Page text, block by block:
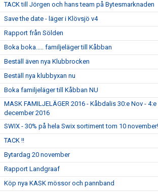
TACK till Jörgen och hans team på Bytesmarknaden
Save the date - läger i Klövsjö v4
Rapport från Sölden
Boka boka..... familjeläger till Kåbban
Beställ även nya Klubbrocken
Beställ nya klubbyxan nu
Boka familjeläger till Kåbban NU
MASK FAMILJELÄGER 2016 - Kåbdalis 30:e Nov - 4:e
december 2016
SWIX - 30% på hela Swix sortiment tom 10 november!
TACK !!
Bytardag 20 november
Rapport Landgraaf
Köp nya KASK mössor och pannband